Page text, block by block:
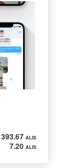
393.67 ALIS
7.20 ALIS